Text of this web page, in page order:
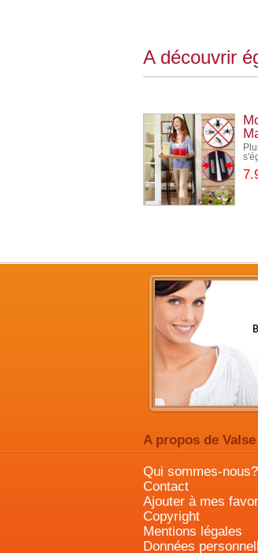
A découvrir
7
A propos de Valse
Qui sommes-nous?
Contact
Ajouter à mes
Copyright
Mentions légales
Données